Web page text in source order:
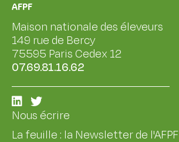
AFPF
Maison nationale des éleveurs
149 rue de Bercy
75595 Paris Cedex 12
07.69.81.16.62
Nous écrire
La feuille : la Newsletter de l'AFPF